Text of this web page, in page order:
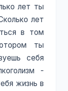
лет ты
лет
в том
ты
себя
-
жизнь в